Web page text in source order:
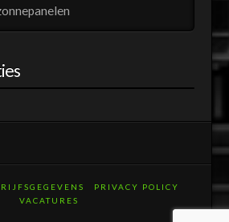
PRIVACY POLICY
VACATURES